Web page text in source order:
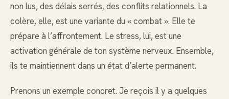
non lus, des délais serrés, des conflits relationnels. La
colère, elle, est une variante du « combat ». Elle te
prépare à l’affrontement. Le stress, lui, est une
activation générale de ton système nerveux. Ensemble,
ils te maintiennent dans un état d’alerte permanent.
Prenons un exemple concret. Je reçois il y a quelques